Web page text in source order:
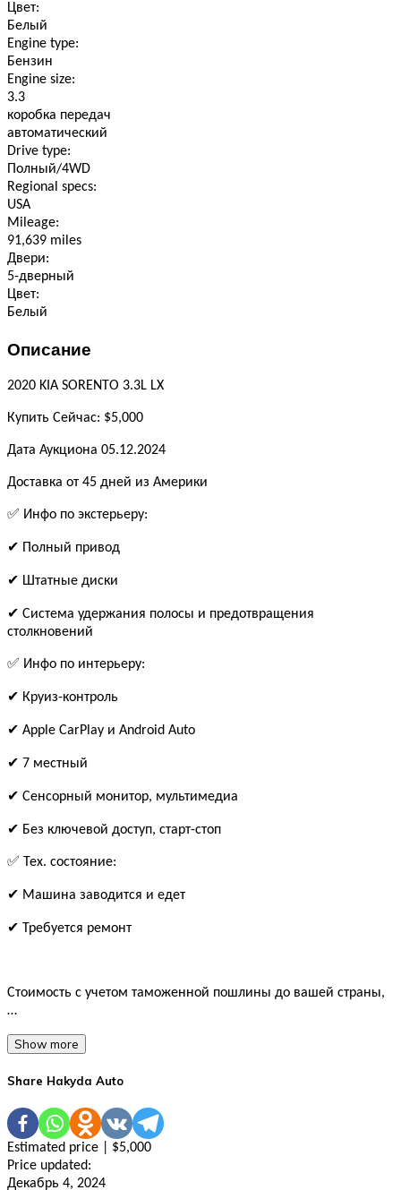
Цвет:
Белый
Engine type:
Бензин
Engine size:
3.3
коробка передач
автоматический
Drive type:
Полный/4WD
Regional specs:
USA
Mileage:
91,639 miles
Двери:
5-дверный
Цвет:
Белый
Описание
2020 KIA SORENTO 3.3L LX
Купить Сейчас: $5,000
Дата Аукциона 05.12.2024
Доставка от 45 дней из Америки
✅ Инфо по экстерьеру:
✔ Полный привод
✔ Штатные диски
✔ Система удержания полосы и предотвращения
столкновений
✅ Инфо по интерьеру:
✔ Круиз-контроль
✔ Apple CarPlay и Android Auto
✔ 7 местный
✔ Сенсорный монитор, мультимедиа
✔ Без ключевой доступ, старт-стоп
✅ Тех. состояние:
✔ Машина заводится и едет
✔ Требуется ремонт
Стоимость с учетом таможенной пошлины до вашей страны,
…
Show more
Share Hakyda Auto
Estimated price | $5,000
Price updated:
Декабрь 4, 2024